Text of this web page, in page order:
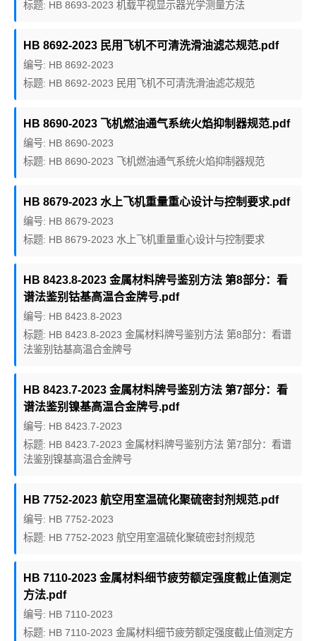
标题: HB 8693-2023 机载平视显示器光学测量方法
HB 8692-2023 民用飞机不可清洗滑油滤芯规范.pdf
编号: HB 8692-2023
标题: HB 8692-2023 民用飞机不可清洗滑油滤芯规范
HB 8690-2023 飞机燃油通气系统火焰抑制器规范.pdf
编号: HB 8690-2023
标题: HB 8690-2023 飞机燃油通气系统火焰抑制器规范
HB 8679-2023 水上飞机重量重心设计与控制要求.pdf
编号: HB 8679-2023
标题: HB 8679-2023 水上飞机重量重心设计与控制要求
HB 8423.8-2023 金属材料牌号鉴别方法 第8部分：看
谱法鉴别钴基高温合金牌号.pdf
编号: HB 8423.8-2023
标题: HB 8423.8-2023 金属材料牌号鉴别方法 第8部分：看谱
法鉴别钴基高温合金牌号
HB 8423.7-2023 金属材料牌号鉴别方法 第7部分：看
谱法鉴别镍基高温合金牌号.pdf
编号: HB 8423.7-2023
标题: HB 8423.7-2023 金属材料牌号鉴别方法 第7部分：看谱
法鉴别镍基高温合金牌号
HB 7752-2023 航空用室温硫化聚硫密封剂规范.pdf
编号: HB 7752-2023
标题: HB 7752-2023 航空用室温硫化聚硫密封剂规范
HB 7110-2023 金属材料细节疲劳额定强度截止值测定
方法.pdf
编号: HB 7110-2023
标题: HB 7110-2023 金属材料细节疲劳额定强度截止值测定方